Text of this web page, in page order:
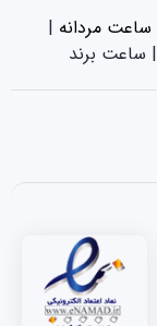
ساعت مردانه |
| ساعت برند